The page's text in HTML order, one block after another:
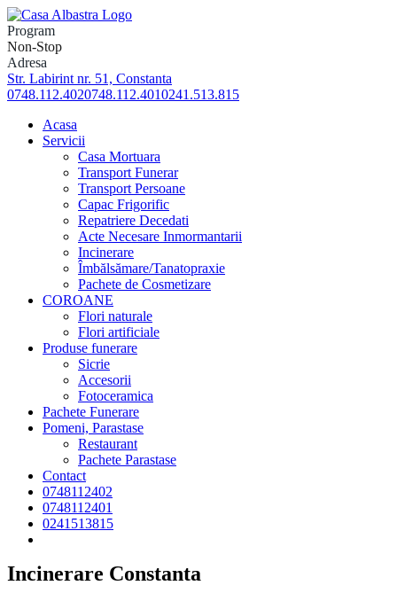
Skip
to
content
Program
Non-Stop
Adresa
Str. Labirint nr. 51, Constanta
0748.112.4020748.112.4010241.513.815
Acasa
Servicii
Casa Mortuara
Transport Funerar
Transport Persoane
Capac Frigorific
Repatriere Decedati
Acte Necesare Inmormantarii
Incinerare
Îmbălsămare/Tanatopraxie
Pachete de Cosmetizare
COROANE
Flori naturale
Flori artificiale
Produse funerare
Sicrie
Accesorii
Fotoceramica
Pachete Funerare
Pomeni, Parastase
Restaurant
Pachete Parastase
Contact
0748112402
0748112401
0241513815
Incinerare Constanta